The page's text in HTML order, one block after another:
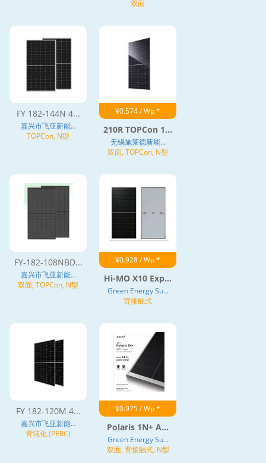
双面
FY 182-144N 4...
嘉兴市飞亚新能...
TOPCon, N型
¥0.574 / Wp *
210R TOPCon 1...
无锡施莱德新能...
双面, TOPCon, N型
FY-182-108NBD...
嘉兴市飞亚新能...
双面, TOPCon, N型
¥0.928 / Wp *
Hi-MO X10 Exp...
Green Energy Su...
背接触式
FY 182-120M 4...
嘉兴市飞亚新能...
背钝化 (PERC)
¥0.975 / Wp *
Polaris 1N+ A...
Green Energy Su...
双面, 背接触式, N型